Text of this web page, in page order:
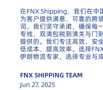
在FNX Shipping，我们在中
为客户提供满意、可靠的跨
司，我们坚守承诺，确保每
专线、双清包税到清关与门
提供的。我们专注高效、安
低成本、提高效率。选择
伊朗物流专家，选择专业与成
FNX SHIPPING TEAM
Jun 27, 2025